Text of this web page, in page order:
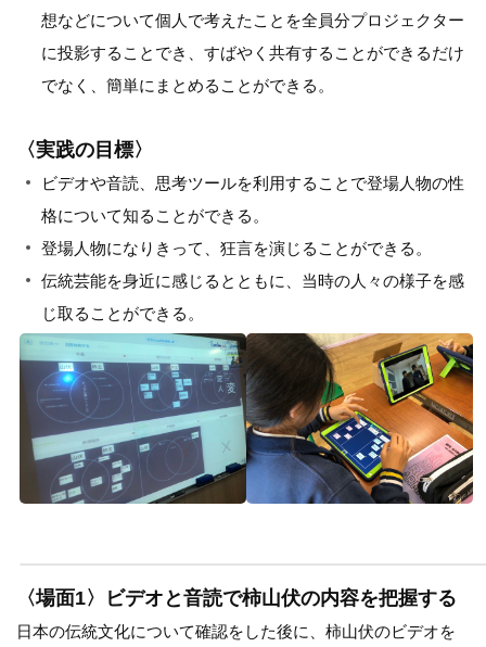
想などについて個人で考えたことを全員分プロジェクター
に投影することでき、すばやく共有することができるだけ
でなく、簡単にまとめることができる。
〈実践の目標〉
ビデオや音読、思考ツールを利用することで登場人物の性
格について知ることができる。
登場人物になりきって、狂言を演じることができる。
伝統芸能を身近に感じるとともに、当時の人々の様子を感
じ取ることができる。
〈場面1〉ビデオと音読で柿山伏の内容を把握する
日本の伝統文化について確認をした後に、柿山伏のビデオを